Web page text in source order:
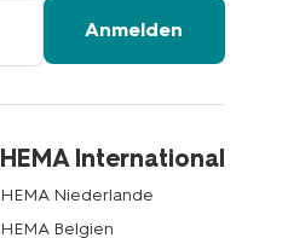
Anmelden
HEMA International
HEMA Niederlande
HEMA Belgien